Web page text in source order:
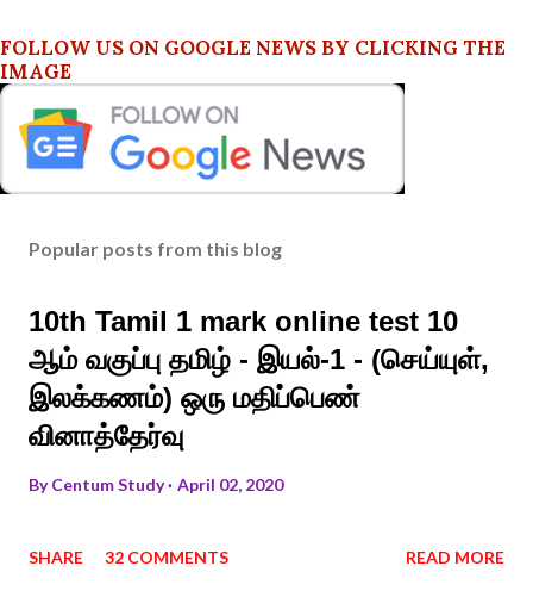
FOLLOW US ON GOOGLE NEWS BY CLICKING THE
IMAGE
Popular posts from this blog
10th Tamil 1 mark online test 10
ஆம் வகுப்பு தமிழ் - இயல்-1 - (செய்யுள்,
இலக்கணம்) ஒரு மதிப்பெண்
வினாத்தேர்வு
ByCentum Study April 02, 2020
SHARE 32 COMMENTS READ MORE